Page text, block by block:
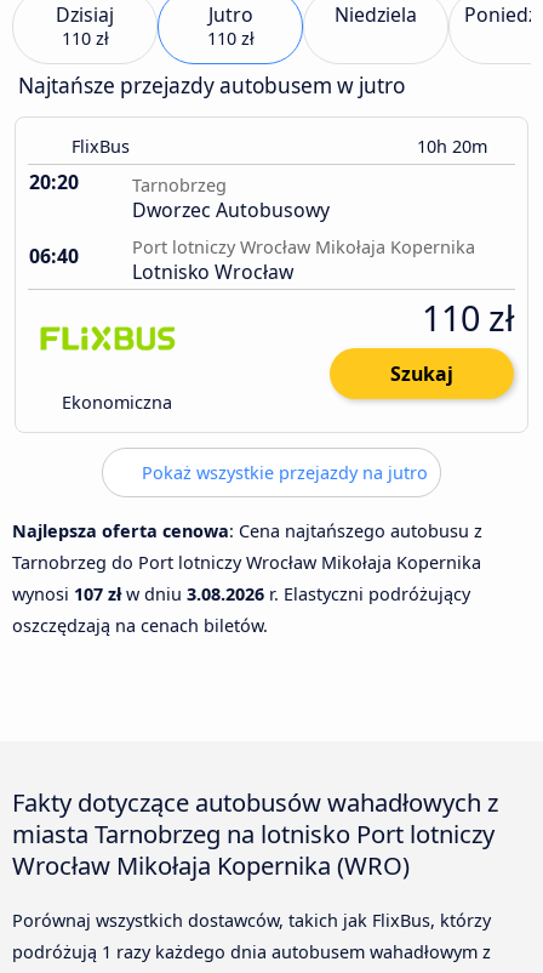
Dzisiaj
110 zł
Jutro
110 zł
Niedziela
Najtańsze przejazdy autobusem w jutro
FlixBus 10h 20m
20:20 Tarnobrzeg
Dworzec Autobusowy
06:40
Port lotniczy Wrocław Mikołaja Kopernika
Lotnisko Wrocław
Ekonomiczna
110 zł
Szukaj
Pokaż wszystkie przejazdy na jutro
Najlepsza oferta cenowa: Cena najtańszego autobusu z
Tarnobrzeg do Port lotniczy Wrocław Mikołaja Kopernika
wynosi 107 złw dniu 3.08.2026 r. Elastyczni podróżujący
oszczędzają na cenach biletów.
Fakty dotyczące autobusów wahadłowych z
miasta Tarnobrzeg na lotnisko Port lotniczy
Wrocław Mikołaja Kopernika (WRO)
Porównaj wszystkich dostawców, takich jak FlixBus, którzy
podróżują 1 razy każdego dnia autobusem wahadłowym z